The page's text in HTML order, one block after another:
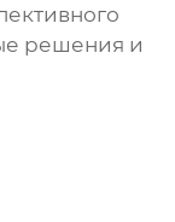
решения и